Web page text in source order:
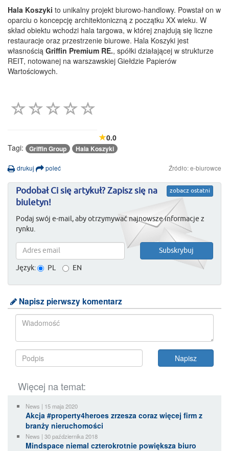
Hala Koszyki to unikalny projekt biurowo-handlowy. Powstał on w
oparciu o koncepcję architektoniczną z początku XX wieku. W
skład obiektu wchodzi hala targowa, w której znajdują się liczne
restauracje oraz przestrzenie biurowe. Hala Koszyki jest
własnością Griffin Premium RE., spółki działającej w strukturze
REIT, notowanej na warszawskiej Giełdzie Papierów
Wartościowych.
0.0
Tagi:
Griffin Group Hala Koszyki
drukuj poleć Źródło: e-biurowce
zobacz ostatni
Podobał Ci się artykuł? Zapisz się na
biuletyn!
Podaj swój e-mail, aby otrzymywać najnowsze informacje z
rynku.
Język: PL EN
Napisz pierwszy komentarz
Więcej na temat:
News | 15 maja 2020
Akcja #property4heroes zrzesza coraz więcej firm z
branży nieruchomości
News | 30 października 2018
Mindspace niemal czterokrotnie powiększa biuro